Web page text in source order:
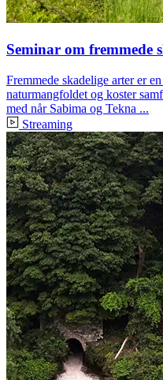
Seminar om fremmede
Fremmede skadelige arter er
naturmangfoldet og koster
med når Sabima og Tekna ...
Streaming